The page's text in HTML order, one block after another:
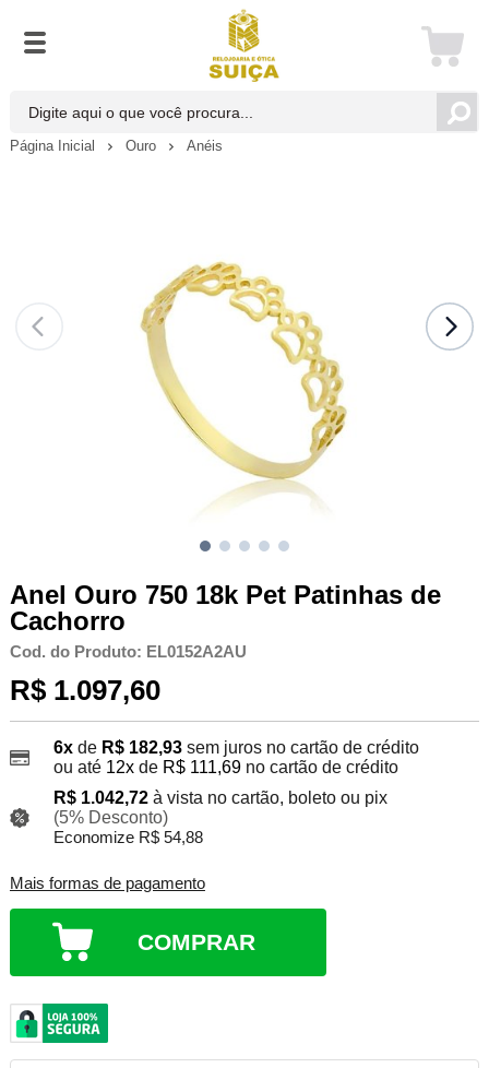
Página Inicial Ouro Anéis
Anel Ouro 750 18k Pet Patinhas de
Cachorro
Cod. do Produto: EL0152A2AU
R$ 1.097,60
6xde R$ 182,93 sem juros no cartão de crédito
ou até 12xde R$ 111,69no cartão de crédito
R$ 1.042,72 à vista no cartão, boleto ou pix
(5% Desconto)
Economize R$ 54,88
Mais formas de pagamento
COMPRAR